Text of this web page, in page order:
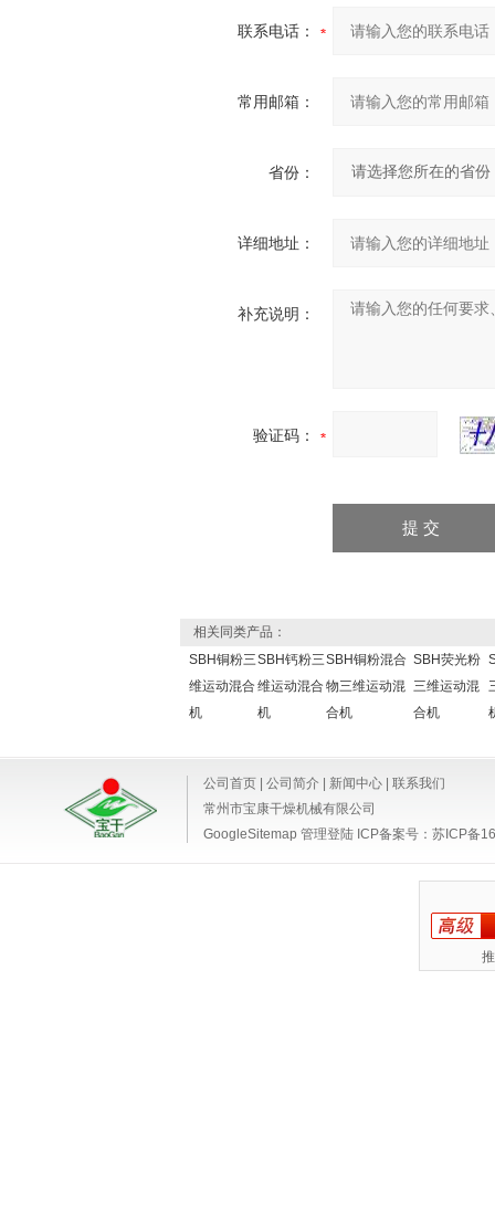
联系电话：
常用邮箱：
省份：
详细地址：
补充说明：
验证码：
相关同类产品：
SBH铜粉三
维运动混合
机
SBH钙粉三
维运动混合
机
SBH铜粉混合
物三维运动混
合机
SBH荧光粉
三维运动混
合机
公司首页 公司简介 新闻中心
联系我们
常州市宝康干燥机械有限公司
GoogleSitemap 管理登陆 ICP备案号： 苏ICP备